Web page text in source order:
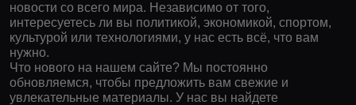
новости со всего мира. Независимо от того,
интересуетесь ли вы политикой, экономикой, спортом,
культурой или технологиями, у нас есть всё, что вам
нужно.
Что нового на нашем сайте? Мы постоянно
обновляемся, чтобы предложить вам свежие и
увлекательные материалы. У нас вы найдете